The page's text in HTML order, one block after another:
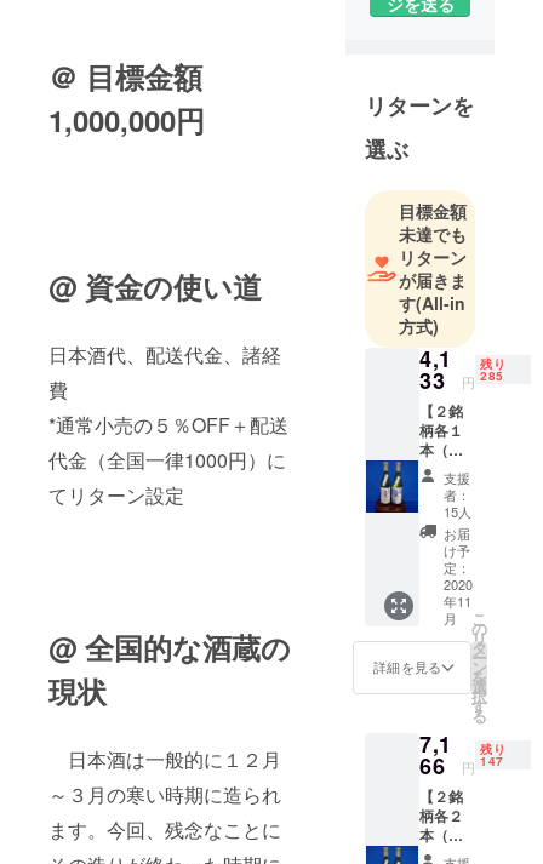
＠ 目標金額
1,000,000円
@ 資金の使い道
日本酒代、配送代金、諸経
費
*通常小売の５％OFF＋配送
代金（全国一律1000円）に
てリターン設定
@ 全国的な酒蔵の
現状
日本酒は一般的に１２月
～３月の寒い時期に造られ
ます。今回、残念なことに
リターンを
選ぶ
目標金額
未達でも
リターン
が届きま
す(All-in
方式)
4,1
33 円
残り
285
【２銘
柄各１
本（計
２
本）】
銘柄
①：元
文 花
酵母・
さくら
（本醸
造）
（左）
銘柄
②：元
文 花
菊（大
吟醸）
（右）
サイ
ズ：4合
瓶
720ml ※
支援
者：
15人
お届
け予
定：
2020
年11
月
詳細を見る
こ
の
リ
タ
ー
ン
を
選
択
す
る
7,1
66 円
残り
147
【２銘
柄各２
本（計
４